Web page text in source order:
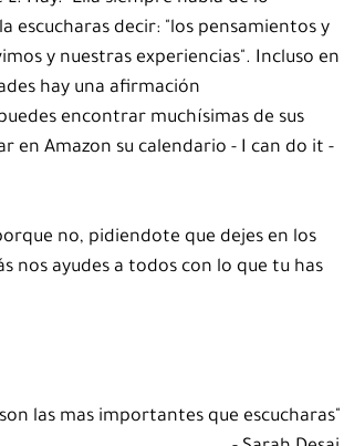
escucharas decir: "los pensamientos y
y nuestras experiencias". Incluso en
hay una afirmación
encontrar muchísimas de sus
en Amazon su calendario - I can do it -
no, pidiendote que dejes en los
nos ayudes a todos con lo que tu has
las mas importantes que escucharas"